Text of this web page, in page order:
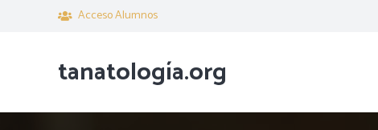
Acceso Alumnos
tanatología.org